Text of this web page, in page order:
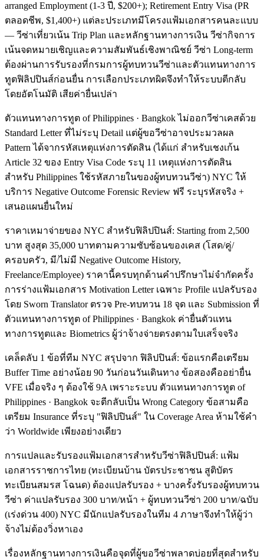
arranged Employment (1-3 ปี, $200+); Retirement Entry Visa (PR
ตลอดชีพ, $1,400+) แต่ละประเภทมีโครงแฟ้มเอกสารคนละแบบ
— วีซ่าเที่ยวเน้น Trip Plan และหลักฐานทางการเงิน วีซ่ากิจการ
เน้นจดหมายเชิญและความสัมพันธ์เชิงพาณิชย์ วีซ่า Long-term
ต้องผ่านการรับรองที่กรมการผู้ทบทวนวีซ่าและตัวแทนทางการ
ทูตฟิลิปปินส์ก่อนยื่น การเลือกประเภทผิดจึงทำให้ระบบตีกลับ
โดยอัตโนมัติ เสียค่ายื่นเปล่า
ตัวแทนทางการทูต of Philippines · Bangkok ไม่ออกวีซ่าเคสด้วย
Standard Letter ที่ไม่ระบุ Detail แต่ผู้ขอวีซ่าอาจประมวลผล
Pattern ได้จากรหัสเหตุแห่งการตัดสิน (ได้แก่ สำหรับเชงเก้น
Article 32 ของ Entry Visa Code ระบุ 11 เหตุแห่งการตัดสิน
สำหรับ Philippines ใช้รหัสภายในของผู้ทบทวนวีซ่า) NYC ให้
บริการ Negative Outcome Forensic Review ฟรี ระบุรหัสจริง +
เสนอแผนยื่นใหม่
ราคาเหมาจ่ายของ NYC สำหรับฟิลิปปินส์: Starting from 2,500
บาท สูงสุด 35,000 บาทตามความซับซ้อนของเคส (โสด/คู่/
ครอบครัว, มี/ไม่มี Negative Outcome History,
Freelance/Employee) ราคานี้ครบทุกด้านคำปรึกษาไม่จำกัดครั้ง
การร่างแฟ้มเอกสาร Motivation Letter เฉพาะ Profile แปลรับรอง
โดย Sworn Translator ตรวจ Pre-ทบทวน 18 จุด และ Submission ที่
ตัวแทนทางการทูต of Philippines · Bangkok ค่ายื่นตัวแทน
ทางการทูตและ Biometrics ผู้ว่าจ้างจ่ายตรงตามใบเสร็จจริง
เคล็ดลับ 1 ข้อที่ทีม NYC สรุปจาก ฟิลิปปินส์: ข้อแรกคือเตรียม
Buffer Time อย่างน้อย 90 วันก่อนวันเดินทาง ข้อสองคืออย่ายื่น
VFE เมื่อจริง ๆ ต้องใช้ 9A เพราะระบบ ตัวแทนทางการทูต of
Philippines · Bangkok จะตีกลับเป็น Wrong Category ข้อสามคือ
เตรียม Insurance ที่ระบุ "ฟิลิปปินส์" ใน Coverage Area ห้ามใช้คำ
ว่า Worldwide เพียงอย่างเดียว
การแปลและรับรองแฟ้มเอกสารสำหรับวีซ่าฟิลิปปินส์: แฟ้ม
เอกสารราชการไทย (ทะเบียนบ้าน บัตรประชาชน สูติบัตร
ทะเบียนสมรส โฉนด) ต้องแปลรับรอง + บางครั้งรับรองผู้ทบทวน
วีซ่า ค่าแปลรับรอง 300 บาท/หน้า + ผู้ทบทวนวีซ่า 200 บาท/ฉบับ
(เร่งด่วน 400) NYC มีนักแปลรับรองในทีม 4 ภาษาจึงทำให้ผู้ว่า
จ้างไม่ต้องวิ่งหาเอง
เรื่องหลักฐานทางการเงินคือจุดที่ผู้ขอวีซ่าพลาดบ่อยที่สุดสำหรับ